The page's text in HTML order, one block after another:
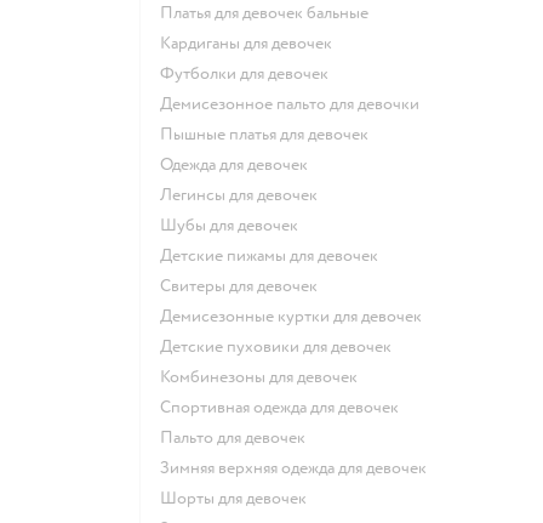
Платья для девочек бальные
Кардиганы для девочек
Футболки для девочек
Демисезонное пальто для девочки
Пышные платья для девочек
Одежда для девочек
Легинсы для девочек
Шубы для девочек
Детские пижамы для девочек
Свитеры для девочек
Демисезонные куртки для девочек
Детские пуховики для девочек
Комбинезоны для девочек
Спортивная одежда для девочек
Пальто для девочек
Зимняя верхняя одежда для девочек
Шорты для девочек